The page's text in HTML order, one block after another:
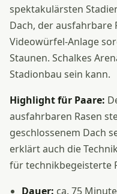
spektakulärsten
Dach, der ausfahrbare
Videowürfel-Anlage
Staunen. Schalkes
Stadionbau sein kann.
Highlight für Paare:
ausfahrbaren Rasen
geschlossenem Dach
erklärt auch die
für technikbegeisterte
Dauer: ca. 75